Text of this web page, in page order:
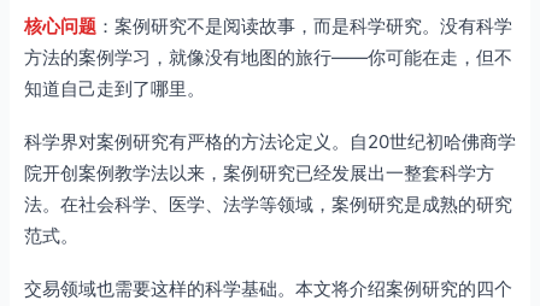
5.3 案例选择标准
5.4 从案例到实践
6.1 案例研究的局限
6.2 案例研究与觉照交易
6.3 案例研究的伦理
总结：建立科学的案例学习方法
核心问题 ：案例研究不是阅读故事，而是科学研究。没有科学
方法的案例学习，就像没有地图的旅行——你可能在走，但不
知道自己走到了哪里。
科学界对案例研究有严格的方法论定义。自20世纪初哈佛商学
院开创案例教学法以来，案例研究已经发展出一整套科学方
法。在社会科学、医学、法学等领域，案例研究是成熟的研究
范式。
交易领域也需要这样的科学基础。本文将介绍案例研究的四个